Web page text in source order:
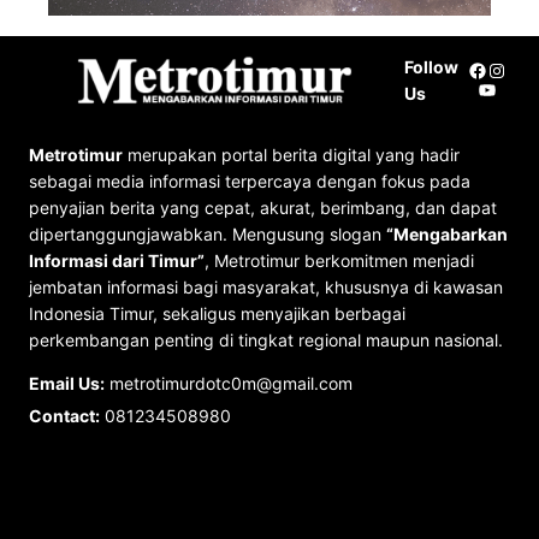
Follow
Us
Metrotimur merupakan portal berita digital yang hadir
sebagai media informasi terpercaya dengan fokus pada
penyajian berita yang cepat, akurat, berimbang, dan dapat
dipertanggungjawabkan. Mengusung slogan “Mengabarkan
Informasi dari Timur”, Metrotimur berkomitmen menjadi
jembatan informasi bagi masyarakat, khususnya di kawasan
Indonesia Timur, sekaligus menyajikan berbagai
perkembangan penting di tingkat regional maupun nasional.
Email Us: metrotimurdotc0m@gmail.com
Contact: 081234508980